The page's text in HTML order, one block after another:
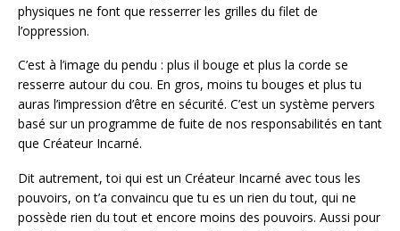
physiques ne font que resserrer les grilles du filet de
l’oppression.
C’est à l’image du pendu : plus il bouge et plus la corde se
resserre autour du cou. En gros, moins tu bouges et plus tu
auras l’impression d’être en sécurité. C’est un système pervers
basé sur un programme de fuite de nos responsabilités en tant
que Créateur Incarné.
Dit autrement, toi qui est un Créateur Incarné avec tous les
pouvoirs, on t’a convaincu que tu es un rien du tout, qui ne
possède rien du tout et encore moins des pouvoirs. Aussi pour